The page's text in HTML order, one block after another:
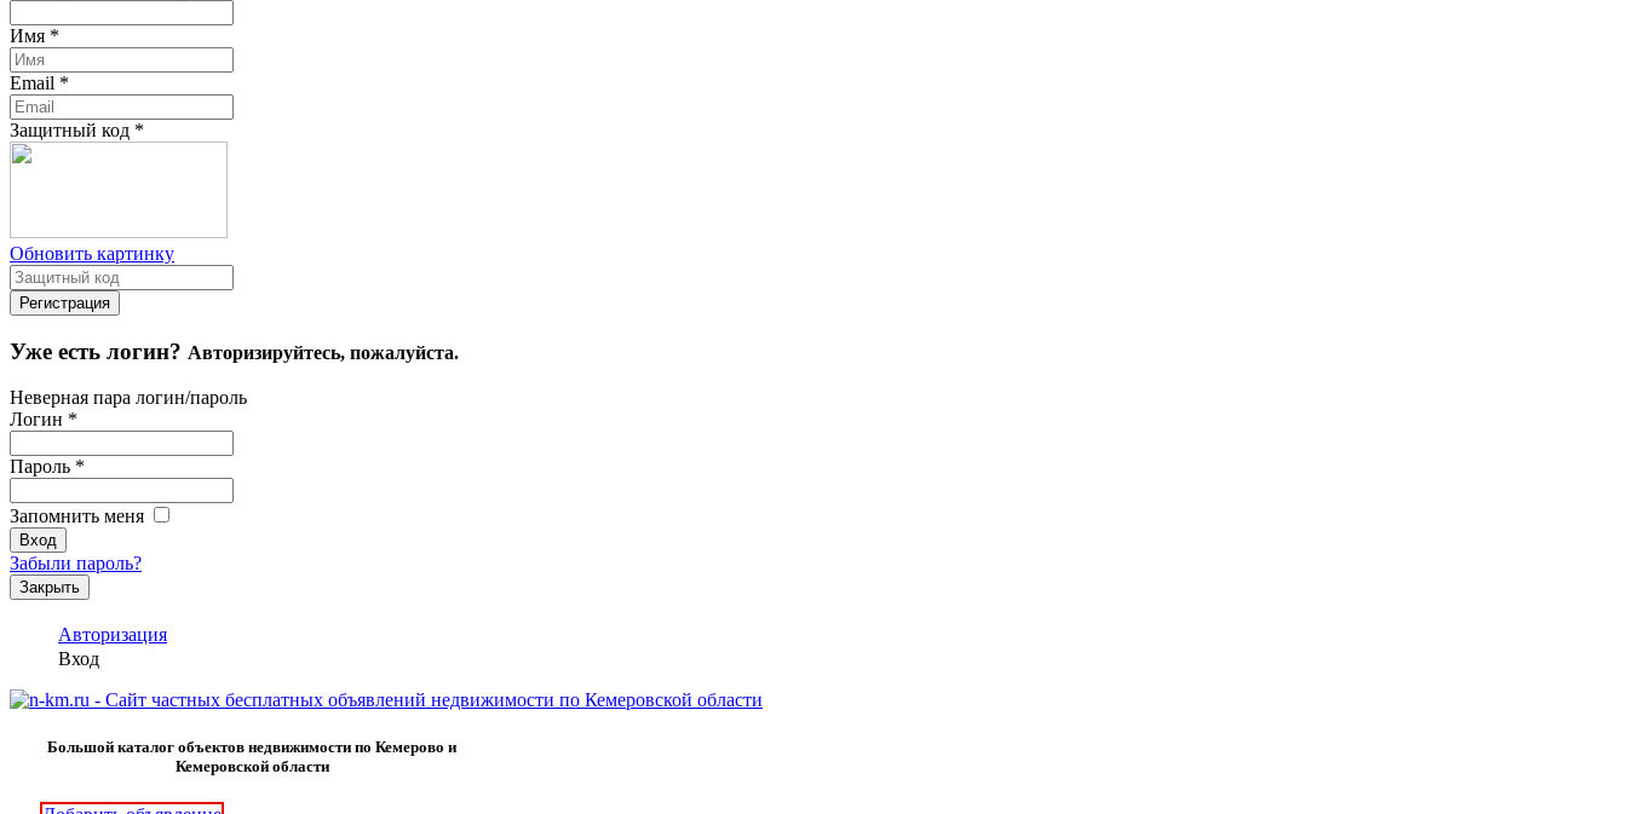
Имя *
Email *
Защитный код *
Обновить картинку
Уже есть логин? Авторизируйтесь, пожалуйста.
Неверная пара логин/пароль
Логин *
Пароль *
Запомнить меня
Забыли пароль?
Закрыть
Авторизация
Вход
Большой каталог объектов недвижимости по Кемерово и
Кемеровской области